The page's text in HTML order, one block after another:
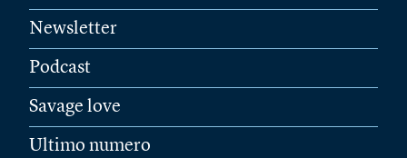
Newsletter
Podcast
Savage love
Ultimo numero